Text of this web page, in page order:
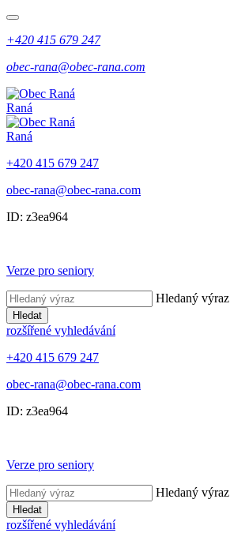
+420 415 679 247
obec-rana@obec-rana.com
Raná
Raná
+420 415 679 247
obec-rana@obec-rana.com
ID: z3ea964
Verze pro seniory
Hledaný výraz
Hledat
rozšířené vyhledávání
+420 415 679 247
obec-rana@obec-rana.com
ID: z3ea964
Verze pro seniory
Hledaný výraz
Hledat
rozšířené vyhledávání